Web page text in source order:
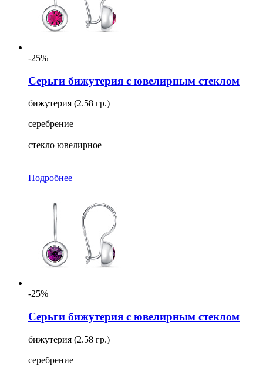
-25%
Серьги бижутерия с ювелирным стеклом
бижутерия (2.58 гр.)
серебрение
стекло ювелирное
Подробнее
-25%
Серьги бижутерия с ювелирным стеклом
бижутерия (2.58 гр.)
серебрение